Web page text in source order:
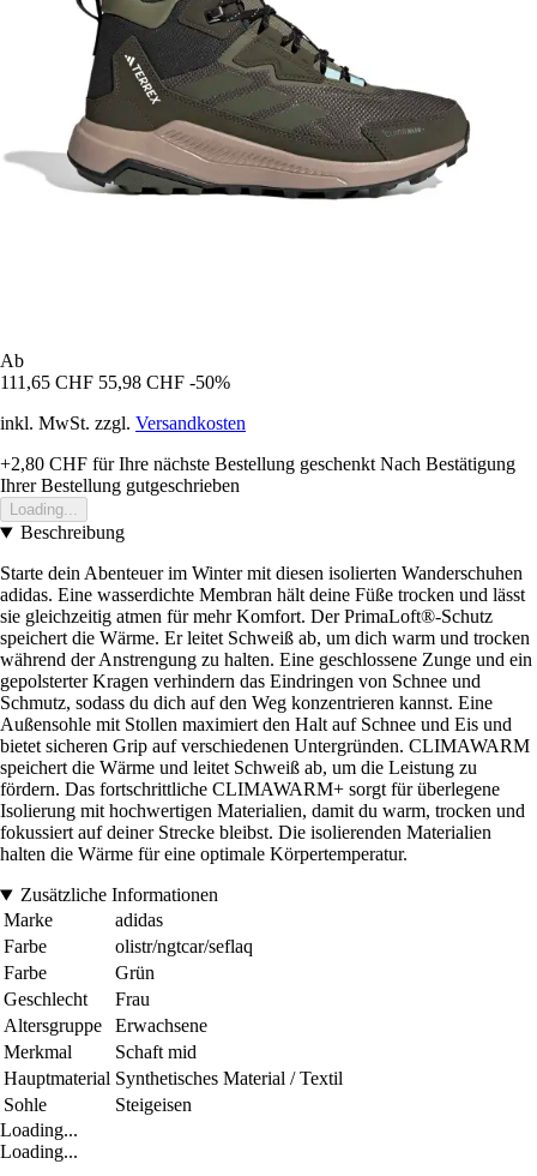
Ab
111,65 CHF 55,98 CHF -50%
inkl. MwSt. zzgl. Versandkosten
+2,80 CHF für Ihre nächste Bestellung geschenkt Nach Bestätigung
Ihrer Bestellung gutgeschrieben
Loading...
Beschreibung
Starte dein Abenteuer im Winter mit diesen isolierten Wanderschuhen
adidas. Eine wasserdichte Membran hält deine Füße trocken und lässt
sie gleichzeitig atmen für mehr Komfort. Der PrimaLoft®-Schutz
speichert die Wärme. Er leitet Schweiß ab, um dich warm und trocken
während der Anstrengung zu halten. Eine geschlossene Zunge und ein
gepolsterter Kragen verhindern das Eindringen von Schnee und
Schmutz, sodass du dich auf den Weg konzentrieren kannst. Eine
Außensohle mit Stollen maximiert den Halt auf Schnee und Eis und
bietet sicheren Grip auf verschiedenen Untergründen. CLIMAWARM
speichert die Wärme und leitet Schweiß ab, um die Leistung zu
fördern. Das fortschrittliche CLIMAWARM+ sorgt für überlegene
Isolierung mit hochwertigen Materialien, damit du warm, trocken und
fokussiert auf deiner Strecke bleibst. Die isolierenden Materialien
halten die Wärme für eine optimale Körpertemperatur.
Zusätzliche Informationen
Marke
adidas
Farbe
olistr/ngtcar/seflaq
Farbe
Grün
Geschlecht
Frau
Altersgruppe
Erwachsene
Merkmal
Schaft mid
Hauptmaterial Synthetisches Material / Textil
Sohle
Steigeisen
Loading...
Loading...